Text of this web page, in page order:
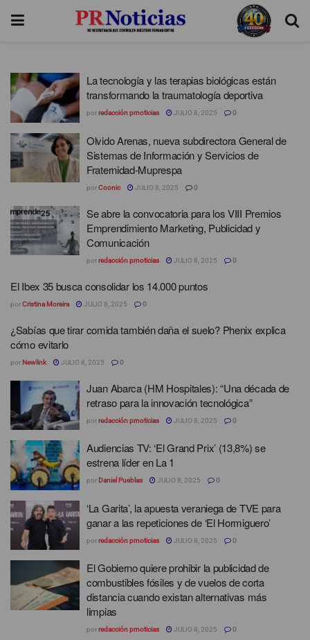
La tecnología y las terapias biológicas están
transformando la traumatología deportiva
porredacción prnoticias JULIO 8, 2025 0
Olvido Arenas, nueva subdirectora General de
Sistemas de Información y Servicios de
Fraternidad-Muprespa
porCoonic JULIO 8, 2025 0
Se abre la convocatoria para los VIII Premios
Emprendimiento Marketing, Publicidad y
Comunicación
porredacción prnoticias JULIO 8, 2025 0
El Ibex 35 busca consolidar los 14.000 puntos
porCristina Moreira JULIO 8, 2025 0
¿Sabías que tirar comida también daña el suelo? Phenix explica
cómo evitarlo
por Newlink JULIO 8, 2025 0
Juan Abarca (HM Hospitales): “Una década de
retraso para la innovación tecnológica”
porredacción prnoticias JULIO 8, 2025 0
Audiencias TV: ‘El Grand Prix’ (13,8%) se
estrena líder en La 1
por Daniel Pueblas JULIO 8, 2025 0
‘La Garita’, la apuesta veraniega de TVE para
ganar a las repeticiones de ‘El Hormiguero’
porredacción prnoticias JULIO 8, 2025 0
El Gobierno quiere prohibir la publicidad de
combustibles fósiles y de vuelos de corta
distancia cuando existan alternativas más
limpias
porredacción prnoticias JULIO 8, 2025 0